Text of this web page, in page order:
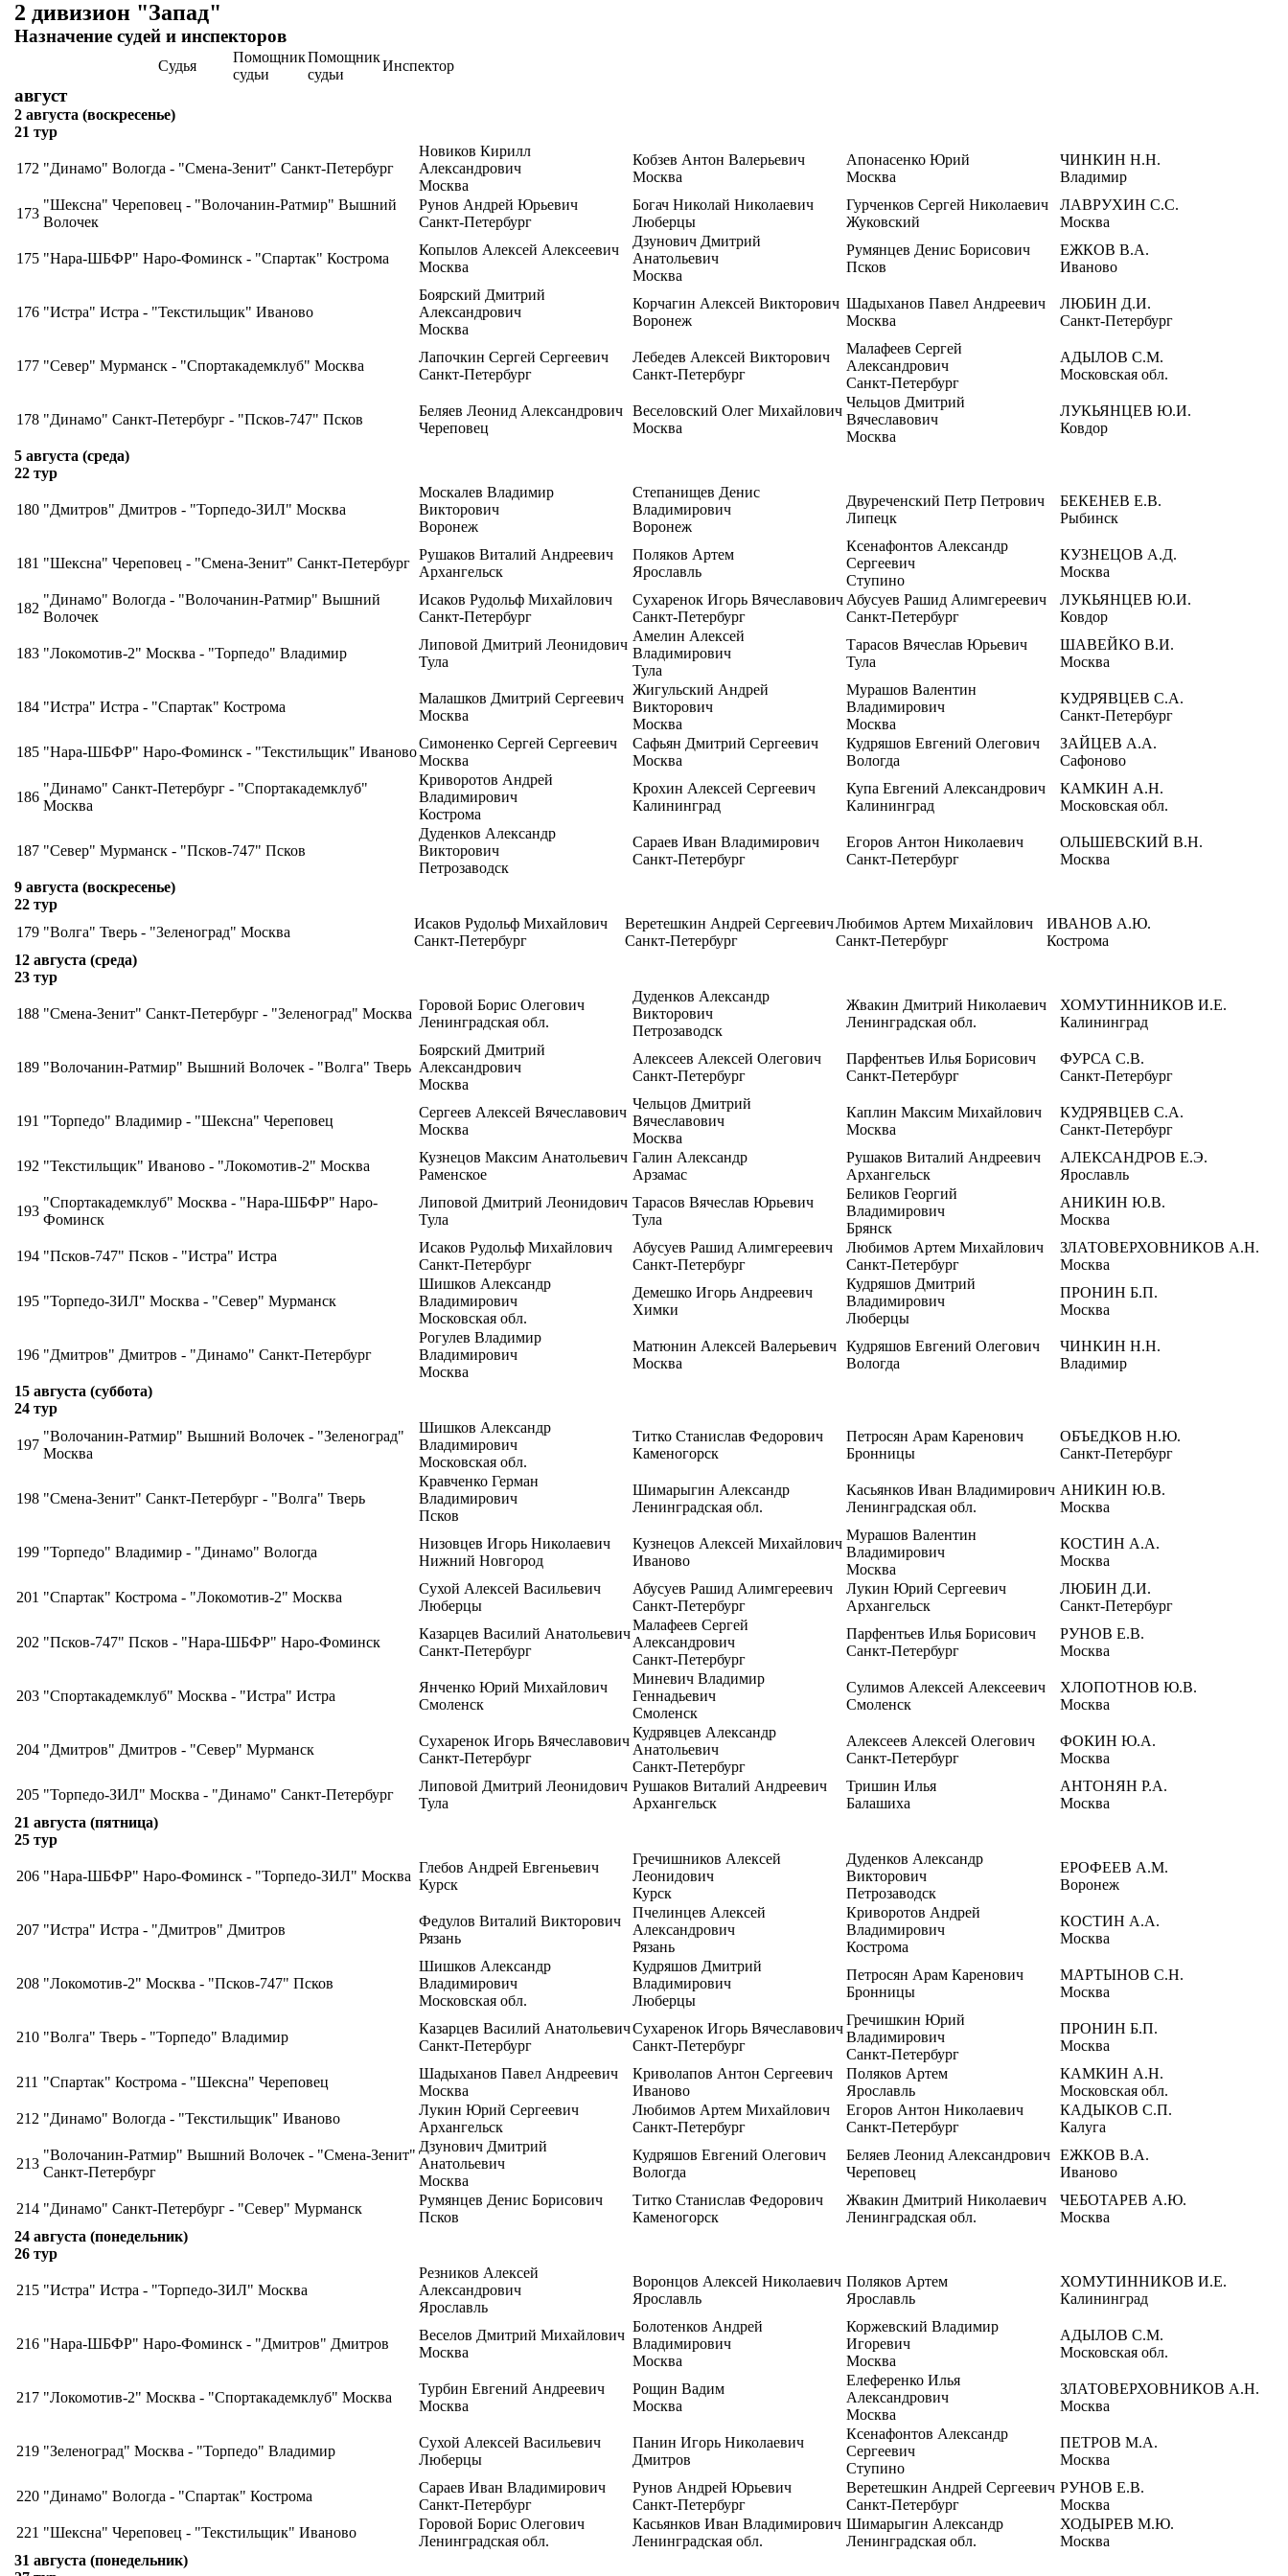
2 дивизион "Запад"
Назначение судей и инспекторов
Судья
Помощник
судьи
Помощник
судьи
Инспектор
август
2 августа (воскресенье)
21 тур
172 "Динамо" Вологда - "Смена-Зенит" Санкт-Петербург
Новиков Кирилл
Александрович
Москва
Кобзев Антон Валерьевич
Москва
Апонасенко Юрий
Москва
ЧИНКИН Н.Н.
Владимир
173
"Шексна" Череповец - "Волочанин-Ратмир" Вышний
Волочек
Рунов Андрей Юрьевич
Санкт-Петербург
Богач Николай Николаевич
Люберцы
Гурченков Сергей Николаевич
Жуковский
ЛАВРУХИН С.С.
Москва
175 "Нара-ШБФР" Наро-Фоминск - "Спартак" Кострома
Копылов Алексей Алексеевич
Москва
Дзунович Дмитрий
Анатольевич
Москва
Румянцев Денис Борисович
Псков
ЕЖКОВ В.А.
Иваново
176 "Истра" Истра - "Текстильщик" Иваново
Боярский Дмитрий
Александрович
Москва
Корчагин Алексей Викторович
Воронеж
Шадыханов Павел Андреевич
Москва
ЛЮБИН Д.И.
Санкт-Петербург
177 "Север" Мурманск - "Спортакадемклуб" Москва
Лапочкин Сергей Сергеевич
Санкт-Петербург
Лебедев Алексей Викторович
Санкт-Петербург
Малафеев Сергей
Александрович
Санкт-Петербург
АДЫЛОВ С.М.
Московская обл.
178 "Динамо" Санкт-Петербург - "Псков-747" Псков
Беляев Леонид Александрович
Череповец
Веселовский Олег Михайлович
Москва
Чельцов Дмитрий
Вячеславович
Москва
ЛУКЬЯНЦЕВ Ю.И.
Ковдор
5 августа (среда)
22 тур
180 "Дмитров" Дмитров - "Торпедо-ЗИЛ" Москва
Москалев Владимир
Викторович
Воронеж
Степанищев Денис
Владимирович
Воронеж
Двуреченский Петр Петрович
Липецк
БЕКЕНЕВ Е.В.
Рыбинск
181 "Шексна" Череповец - "Смена-Зенит" Санкт-Петербург
Рушаков Виталий Андреевич
Архангельск
Поляков Артем
Ярославль
Ксенафонтов Александр
Сергеевич
Ступино
КУЗНЕЦОВ А.Д.
Москва
182
"Динамо" Вологда - "Волочанин-Ратмир" Вышний
Волочек
Исаков Рудольф Михайлович
Санкт-Петербург
Сухаренок Игорь Вячеславович
Санкт-Петербург
Абусуев Рашид Алимгереевич
Санкт-Петербург
ЛУКЬЯНЦЕВ Ю.И.
Ковдор
183 "Локомотив-2" Москва - "Торпедо" Владимир
Липовой Дмитрий Леонидович
Тула
Амелин Алексей
Владимирович
Тула
Тарасов Вячеслав Юрьевич
Тула
ШАВЕЙКО В.И.
Москва
184 "Истра" Истра - "Спартак" Кострома
Малашков Дмитрий Сергеевич
Москва
Жигульский Андрей
Викторович
Москва
Мурашов Валентин
Владимирович
Москва
КУДРЯВЦЕВ С.А.
Санкт-Петербург
185 "Нара-ШБФР" Наро-Фоминск - "Текстильщик" Иваново
Симоненко Сергей Сергеевич
Москва
Сафьян Дмитрий Сергеевич
Москва
Кудряшов Евгений Олегович
Вологда
ЗАЙЦЕВ А.А.
Сафоново
186
"Динамо" Санкт-Петербург - "Спортакадемклуб"
Москва
Криворотов Андрей
Владимирович
Кострома
Крохин Алексей Сергеевич
Калининград
Купа Евгений Александрович
Калининград
КАМКИН А.Н.
Московская обл.
187 "Север" Мурманск - "Псков-747" Псков
Дуденков Александр
Викторович
Петрозаводск
Сараев Иван Владимирович
Санкт-Петербург
Егоров Антон Николаевич
Санкт-Петербург
ОЛЬШЕВСКИЙ В.Н.
Москва
9 августа (воскресенье)
22 тур
179 "Волга" Тверь - "Зеленоград" Москва
Исаков Рудольф Михайлович
Санкт-Петербург
Веретешкин Андрей Сергеевич
Санкт-Петербург
Любимов Артем Михайлович
Санкт-Петербург
ИВАНОВ А.Ю.
Кострома
12 августа (среда)
23 тур
188 "Смена-Зенит" Санкт-Петербург - "Зеленоград" Москва
Горовой Борис Олегович
Ленинградская обл.
Дуденков Александр
Викторович
Петрозаводск
Жвакин Дмитрий Николаевич
Ленинградская обл.
ХОМУТИННИКОВ И.Е.
Калининград
189 "Волочанин-Ратмир" Вышний Волочек - "Волга" Тверь
Боярский Дмитрий
Александрович
Москва
Алексеев Алексей Олегович
Санкт-Петербург
Парфентьев Илья Борисович
Санкт-Петербург
ФУРСА С.В.
Санкт-Петербург
191 "Торпедо" Владимир - "Шексна" Череповец
Сергеев Алексей Вячеславович
Москва
Чельцов Дмитрий
Вячеславович
Москва
Каплин Максим Михайлович
Москва
КУДРЯВЦЕВ С.А.
Санкт-Петербург
192 "Текстильщик" Иваново - "Локомотив-2" Москва
Кузнецов Максим Анатольевич
Раменское
Галин Александр
Арзамас
Рушаков Виталий Андреевич
Архангельск
АЛЕКСАНДРОВ Е.Э.
Ярославль
193
"Спортакадемклуб" Москва - "Нара-ШБФР" Наро-
Фоминск
Липовой Дмитрий Леонидович
Тула
Тарасов Вячеслав Юрьевич
Тула
Беликов Георгий
Владимирович
Брянск
АНИКИН Ю.В.
Москва
194 "Псков-747" Псков - "Истра" Истра
Исаков Рудольф Михайлович
Санкт-Петербург
Абусуев Рашид Алимгереевич
Санкт-Петербург
Любимов Артем Михайлович
Санкт-Петербург
ЗЛАТОВЕРХОВНИКОВ А.Н.
Москва
195 "Торпедо-ЗИЛ" Москва - "Север" Мурманск
Шишков Александр
Владимирович
Московская обл.
Демешко Игорь Андреевич
Химки
Кудряшов Дмитрий
Владимирович
Люберцы
ПРОНИН Б.П.
Москва
196 "Дмитров" Дмитров - "Динамо" Санкт-Петербург
Рогулев Владимир
Владимирович
Москва
Матюнин Алексей Валерьевич
Москва
Кудряшов Евгений Олегович
Вологда
ЧИНКИН Н.Н.
Владимир
15 августа (суббота)
24 тур
197
"Волочанин-Ратмир" Вышний Волочек - "Зеленоград"
Москва
Шишков Александр
Владимирович
Московская обл.
Титко Станислав Федорович
Каменогорск
Петросян Арам Каренович
Бронницы
ОБЪЕДКОВ Н.Ю.
Санкт-Петербург
198 "Смена-Зенит" Санкт-Петербург - "Волга" Тверь
Кравченко Герман
Владимирович
Псков
Шимарыгин Александр
Ленинградская обл.
Касьянков Иван Владимирович
Ленинградская обл.
АНИКИН Ю.В.
Москва
199 "Торпедо" Владимир - "Динамо" Вологда
Низовцев Игорь Николаевич
Нижний Новгород
Кузнецов Алексей Михайлович
Иваново
Мурашов Валентин
Владимирович
Москва
КОСТИН А.А.
Москва
201 "Спартак" Кострома - "Локомотив-2" Москва
Сухой Алексей Васильевич
Люберцы
Абусуев Рашид Алимгереевич
Санкт-Петербург
Лукин Юрий Сергеевич
Архангельск
ЛЮБИН Д.И.
Санкт-Петербург
202 "Псков-747" Псков - "Нара-ШБФР" Наро-Фоминск
Казарцев Василий Анатольевич
Санкт-Петербург
Малафеев Сергей
Александрович
Санкт-Петербург
Парфентьев Илья Борисович
Санкт-Петербург
РУНОВ Е.В.
Москва
203 "Спортакадемклуб" Москва - "Истра" Истра
Янченко Юрий Михайлович
Смоленск
Миневич Владимир
Геннадьевич
Смоленск
Сулимов Алексей Алексеевич
Смоленск
ХЛОПОТНОВ Ю.В.
Москва
204 "Дмитров" Дмитров - "Север" Мурманск
Сухаренок Игорь Вячеславович
Санкт-Петербург
Кудрявцев Александр
Анатольевич
Санкт-Петербург
Алексеев Алексей Олегович
Санкт-Петербург
ФОКИН Ю.А.
Москва
205 "Торпедо-ЗИЛ" Москва - "Динамо" Санкт-Петербург
Липовой Дмитрий Леонидович
Тула
Рушаков Виталий Андреевич
Архангельск
Тришин Илья
Балашиха
АНТОНЯН Р.А.
Москва
21 августа (пятница)
25 тур
206 "Нара-ШБФР" Наро-Фоминск - "Торпедо-ЗИЛ" Москва
Глебов Андрей Евгеньевич
Курск
Гречишников Алексей
Леонидович
Курск
Дуденков Александр
Викторович
Петрозаводск
ЕРОФЕЕВ А.М.
Воронеж
207 "Истра" Истра - "Дмитров" Дмитров
Федулов Виталий Викторович
Рязань
Пчелинцев Алексей
Александрович
Рязань
Криворотов Андрей
Владимирович
Кострома
КОСТИН А.А.
Москва
208 "Локомотив-2" Москва - "Псков-747" Псков
Шишков Александр
Владимирович
Московская обл.
Кудряшов Дмитрий
Владимирович
Люберцы
Петросян Арам Каренович
Бронницы
МАРТЫНОВ С.Н.
Москва
210 "Волга" Тверь - "Торпедо" Владимир
Казарцев Василий Анатольевич
Санкт-Петербург
Сухаренок Игорь Вячеславович
Санкт-Петербург
Гречишкин Юрий
Владимирович
Санкт-Петербург
ПРОНИН Б.П.
Москва
211 "Спартак" Кострома - "Шексна" Череповец
Шадыханов Павел Андреевич
Москва
Криволапов Антон Сергеевич
Иваново
Поляков Артем
Ярославль
КАМКИН А.Н.
Московская обл.
212 "Динамо" Вологда - "Текстильщик" Иваново
Лукин Юрий Сергеевич
Архангельск
Любимов Артем Михайлович
Санкт-Петербург
Егоров Антон Николаевич
Санкт-Петербург
КАДЫКОВ С.П.
Калуга
213
"Волочанин-Ратмир" Вышний Волочек - "Смена-Зенит"
Санкт-Петербург
Дзунович Дмитрий
Анатольевич
Москва
Кудряшов Евгений Олегович
Вологда
Беляев Леонид Александрович
Череповец
ЕЖКОВ В.А.
Иваново
214 "Динамо" Санкт-Петербург - "Север" Мурманск
Румянцев Денис Борисович
Псков
Титко Станислав Федорович
Каменогорск
Жвакин Дмитрий Николаевич
Ленинградская обл.
ЧЕБОТАРЕВ А.Ю.
Москва
24 августа (понедельник)
26 тур
215 "Истра" Истра - "Торпедо-ЗИЛ" Москва
Резников Алексей
Александрович
Ярославль
Воронцов Алексей Николаевич
Ярославль
Поляков Артем
Ярославль
ХОМУТИННИКОВ И.Е.
Калининград
216 "Нара-ШБФР" Наро-Фоминск - "Дмитров" Дмитров
Веселов Дмитрий Михайлович
Москва
Болотенков Андрей
Владимирович
Москва
Коржевский Владимир
Игоревич
Москва
АДЫЛОВ С.М.
Московская обл.
217 "Локомотив-2" Москва - "Спортакадемклуб" Москва
Турбин Евгений Андреевич
Москва
Рощин Вадим
Москва
Елеференко Илья
Александрович
Москва
ЗЛАТОВЕРХОВНИКОВ А.Н.
Москва
219 "Зеленоград" Москва - "Торпедо" Владимир
Сухой Алексей Васильевич
Люберцы
Панин Игорь Николаевич
Дмитров
Ксенафонтов Александр
Сергеевич
Ступино
ПЕТРОВ М.А.
Москва
220 "Динамо" Вологда - "Спартак" Кострома
Сараев Иван Владимирович
Санкт-Петербург
Рунов Андрей Юрьевич
Санкт-Петербург
Веретешкин Андрей Сергеевич
Санкт-Петербург
РУНОВ Е.В.
Москва
221 "Шексна" Череповец - "Текстильщик" Иваново
Горовой Борис Олегович
Ленинградская обл.
Касьянков Иван Владимирович
Ленинградская обл.
Шимарыгин Александр
Ленинградская обл.
ХОДЫРЕВ М.Ю.
Москва
31 августа (понедельник)